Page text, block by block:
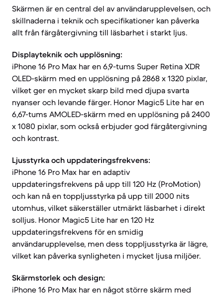
Skärmen är en central del av användarupplevelsen, och
skillnaderna i teknik och specifikationer kan påverka
allt från färgåtergivning till läsbarhet i starkt ljus.
Displayteknik och upplösning:
iPhone 16 Pro Max har en 6,9-tums Super Retina XDR
OLED-skärm med en upplösning på 2868 x 1320 pixlar,
vilket ger en mycket skarp bild med djupa svarta
nyanser och levande färger. Honor Magic5 Lite har en
6,67-tums AMOLED-skärm med en upplösning på 2400
x 1080 pixlar, som också erbjuder god färgåtergivning
och kontrast.
Ljusstyrka och uppdateringsfrekvens:
iPhone 16 Pro Max har en adaptiv
uppdateringsfrekvens på upp till 120 Hz (ProMotion)
och kan nå en toppljusstyrka på upp till 2000 nits
utomhus, vilket säkerställer utmärkt läsbarhet i direkt
solljus. Honor Magic5 Lite har en 120 Hz
uppdateringsfrekvens för en smidig
användarupplevelse, men dess toppljusstyrka är lägre,
vilket kan påverka synligheten i mycket ljusa miljöer.
Skärmstorlek och design:
iPhone 16 Pro Max har en något större skärm med